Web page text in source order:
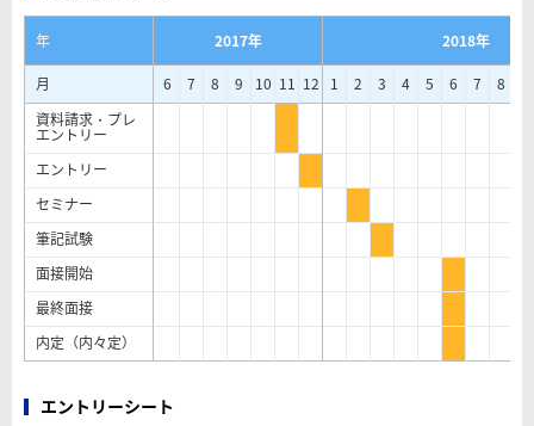
年 2017年
2018年
月
6 7 8 9 10 11 12 1 2 3 4 5 6 7 8
資料請求・プレ
エントリー
エントリー
セミナー
筆記試験
面接開始
最終面接
内定（内々定）
エントリーシート